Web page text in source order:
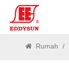
Rumah /